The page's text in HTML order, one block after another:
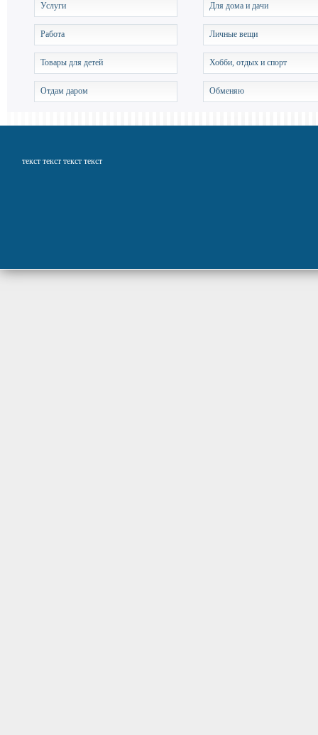
Услуги Для дома и дачи
Работа Личные вещи
Товары для детей Хобби, отдых и спорт
Отдам даром Обменяю
текст текст текст текст